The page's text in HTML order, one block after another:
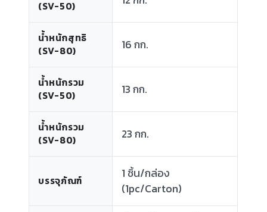
(SV-50)
น้ำหนักสุทธิ
(SV-80)
16 กก.
น้ำหนักรวม
(SV-50)
13 กก.
น้ำหนักรวม
(SV-80)
23 กก.
บรรจุภัณฑ์
1 ชิ้น/กล่อง
(1pc/Carton)